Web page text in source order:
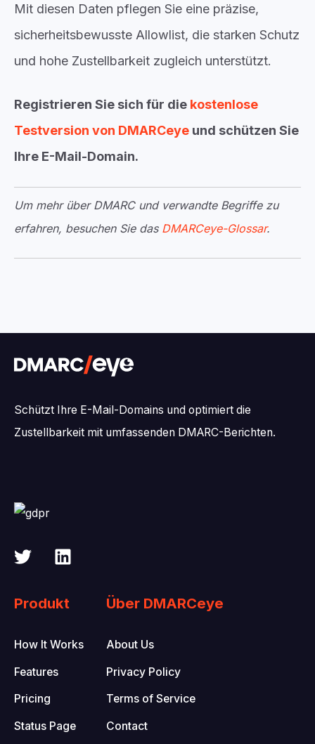
Mit diesen Daten pflegen Sie eine präzise,
sicherheitsbewusste Allowlist, die starken Schutz
und hohe Zustellbarkeit zugleich unterstützt.
Registrieren Sie sich für die kostenlose
Testversion von DMARCeye und schützen Sie
Ihre E-Mail-Domain.
Um mehr über DMARC und verwandte Begriffe zu
erfahren, besuchen Sie das DMARCeye-Glossar.
Schützt Ihre E-Mail-Domains und optimiert die
Zustellbarkeit mit umfassenden DMARC-Berichten.
Produkt
How It Works
Features
Pricing
Status Page
Über DMARCeye
About Us
Privacy Policy
Terms of Service
Contact